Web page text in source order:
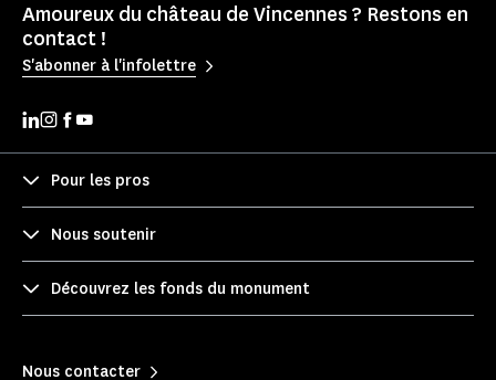
Amoureux du château de Vincennes ? Restons en
contact !
S'abonner à l'infolettre
Pour les pros
Nous soutenir
Découvrez les fonds du monument
Nous contacter